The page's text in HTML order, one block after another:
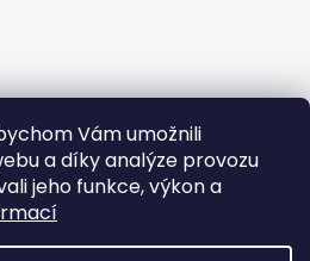
Vám umožnili
a díky analýze provozu
jeho funkce, výkon a